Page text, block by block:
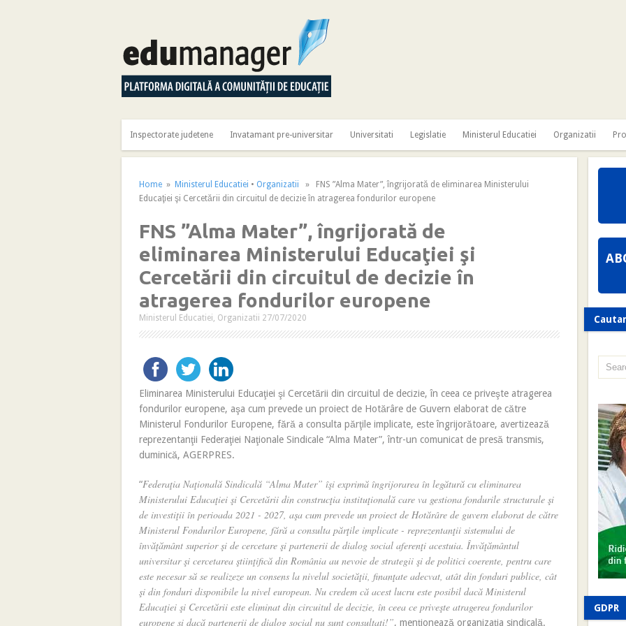
Inspectorate judetene Invatamant pre-universitar Universitati Legislatie Ministerul Educatiei Organizatii
Home » Ministerul Educatiei • Organizatii » FNS ”Alma Mater”, îngrijorată de eliminarea Ministerului
Educaţiei şi Cercetării din circuitul de decizie în atragerea fondurilor europene
FNS ”Alma Mater”, îngrijorată de
eliminarea Ministerului Educaţiei şi
Cercetării din circuitul de decizie în
atragerea fondurilor europene
Ministerul Educatiei, Organizatii 27/07/2020
Eliminarea Ministerului Educaţiei şi Cercetării din circuitul de decizie, în ceea ce priveşte atragerea
fondurilor europene, aşa cum prevede un proiect de Hotărâre de Guvern elaborat de către
Ministerul Fondurilor Europene, fără a consulta părţile implicate, este îngrijorătoare, avertizează
reprezentanţii Federaţiei Naţionale Sindicale “Alma Mater”, într-un comunicat de presă transmis,
duminică, AGERPRES.
“Federaţia Naţională Sindicală “Alma Mater” îşi exprimă îngrijorarea în legătură cu eliminarea
Ministerului Educaţiei şi Cercetării din construcţia instituţională care va gestiona fondurile structurale şi
de investiţii în perioada 2021 - 2027, aşa cum prevede un proiect de Hotărâre de guvern elaborat de către
Ministerul Fondurilor Europene, fără a consulta părţile implicate - reprezentanţii sistemului de
învăţământ superior şi de cercetare şi partenerii de dialog social aferenţi acestuia. Învăţământul
universitar şi cercetarea ştiinţifică din România au nevoie de strategii şi de politici coerente, pentru care
este necesar să se realizeze un consens la nivelul societăţii, finanţate adecvat, atât din fonduri publice, cât
şi din fonduri disponibile la nivel european. Nu credem că acest lucru este posibil dacă Ministerul
Educaţiei şi Cercetării este eliminat din circuitul de decizie, în ceea ce priveşte atragerea fondurilor
europene şi dacă partenerii de dialog social nu sunt consultaţi!”, menţionează organizaţia sindicală.
GDPR